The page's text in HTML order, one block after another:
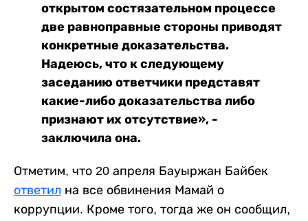
открытом состязательном процессе
две равноправные стороны приводят
конкретные доказательства.
Надеюсь, что к следующему
заседанию ответчики представят
какие-либо доказательства либо
признают их отсутствие», -
заключила она.
Отметим, что 20 апреля Бауыржан Байбек
ответил на все обвинения Мамай о
коррупции. Кроме того, тогда же он сообщил,